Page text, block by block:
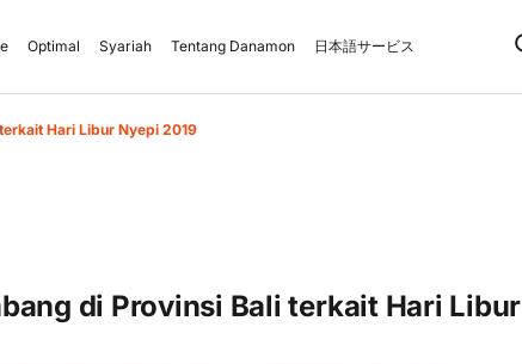
Optimal Syariah Tentang Danamon 日本語サービス
Hari Libur Nyepi 2019
di Provinsi Bali terkait Hari Libur